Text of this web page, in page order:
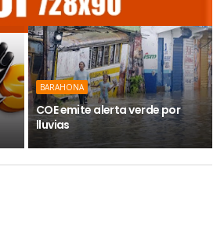
BARAHONA
COE emite alerta verde por
lluvias